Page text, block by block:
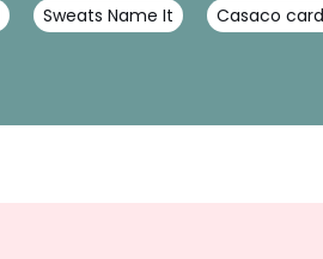
Sweats Name It Casaco